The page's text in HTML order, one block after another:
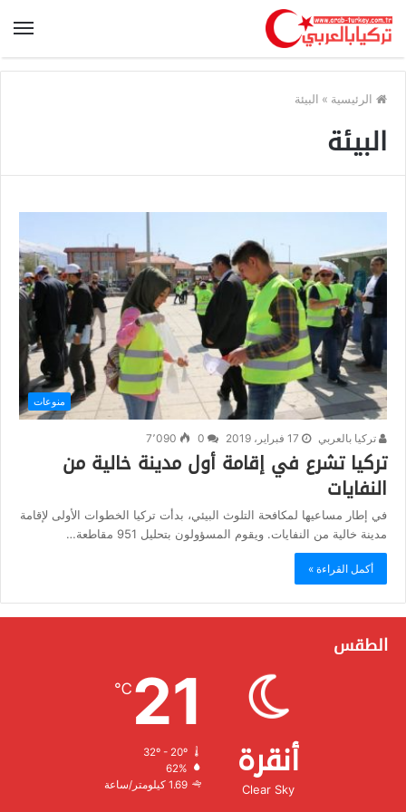
الرئيسية » البيئة
البيئة
منوعات
تركيا بالعربي 17 فبراير، 2019 7٬090
تركيا تشرع في إقامة أول مدينة خالية من
النفايات
في إطار مساعيها لمكافحة التلوث البيئي، بدأت تركيا الخطوات الأولى لإقامة
مدينة خالية من النفايات. ويقوم المسؤولون بتحليل 951 مقاطعة…
أكمل القراءة »
الطقس
أنقرة
Clear Sky
21
℃
32º - 20º
الرطوبة:
الرياح:1.69 كيلومتر/ساعة